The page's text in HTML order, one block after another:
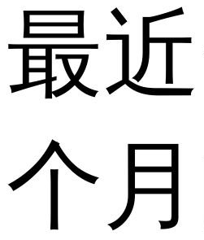
最
个